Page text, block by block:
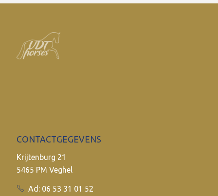
CONTACTGEGEVENS
Krijtenburg 21
5465 PM Veghel
Ad: 06 53 31 01 52